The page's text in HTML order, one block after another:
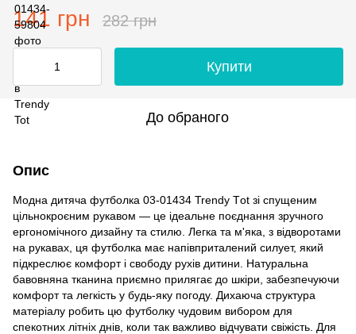
141 грн 282 грн
Купити
До обраного
Опис
Модна дитяча футболка 03-01434 Trendy Тot зі спущеним
цільнокроєним рукавом — це ідеальне поєднання зручного
ергономічного дизайну та стилю. Легка та м'яка, з відворотами
на рукавах, ця футболка має напівприталений силует, який
підкреслює комфорт і свободу рухів дитини. Натуральна
бавовняна тканина приємно прилягає до шкіри, забезпечуючи
комфорт та легкість у будь-яку погоду. Дихаюча структура
матеріалу робить цю футболку чудовим вибором для
спекотних літніх днів, коли так важливо відчувати свіжість. Для